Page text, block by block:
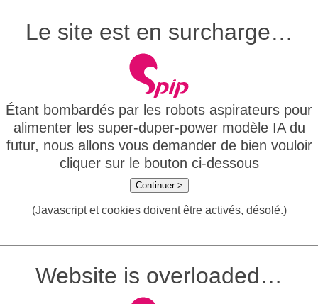
Le site est en surcharge…
Étant bombardés par les robots aspirateurs pour
alimenter les super-duper-power modèle IA du
futur, nous allons vous demander de bien vouloir
cliquer sur le bouton ci-dessous
Continuer >
(Javascript et cookies doivent être activés, désolé.)
Website is overloaded…